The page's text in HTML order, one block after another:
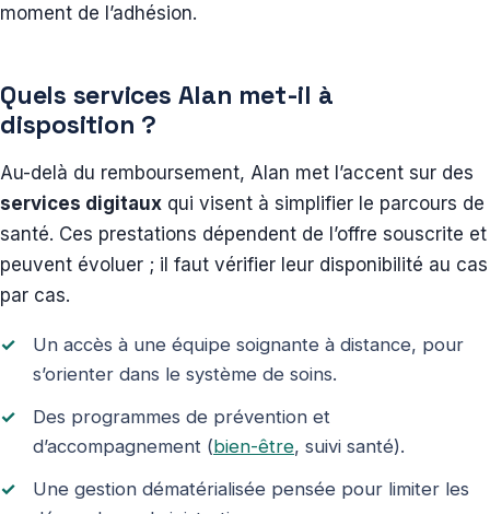
moment de l’adhésion.
Quels services Alan met-il à
disposition ?
Au-delà du remboursement, Alan met l’accent sur des
services digitaux qui visent à simplifier le parcours de
santé. Ces prestations dépendent de l’offre souscrite et
peuvent évoluer ; il faut vérifier leur disponibilité au cas
par cas.
Un accès à une équipe soignante à distance, pour
s’orienter dans le système de soins.
Des programmes de prévention et
d’accompagnement (bien-être, suivi santé).
Une gestion dématérialisée pensée pour limiter les